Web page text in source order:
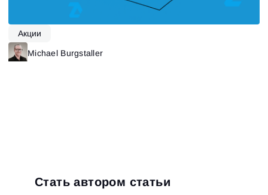
Акции
Michael Burgstaller
Стать автором статьи